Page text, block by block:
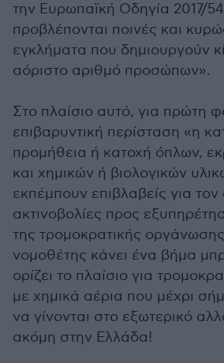
την Ευρωπαϊκή Οδηγία 2017/
προβλέπονται ποινές και
εγκλήματα που δημιουργούν
αόριστο αριθμό προσώπων».
Στο πλαίσιο αυτό, για πρώτη
επιβαρυντική περίσταση «η
προμήθεια ή κατοχή όπλων,
και χημικών ή βιολογικών
εκπέμπουν επιβλαβείς για
ακτινοβολίες προς
της τρομοκρατικής
νομοθέτης κάνει ένα βήμα
ορίζει το πλαίσιο για
με χημικά αέρια που μέχρι
να γίνονται στο εξωτερικό
ακόμη στην Ελλάδα!